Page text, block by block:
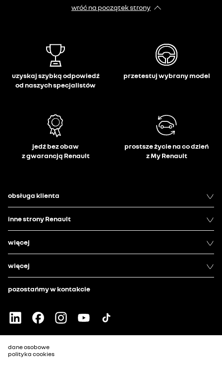
wróć na początek strony
uzyskaj szybką odpowiedź
od naszych specjalistów
przetestuj wybrany model
jedź bez obaw
z gwarancją Renault
prostsze życie na co dzień
z My Renault
obsługa klienta
inne strony Renault
więcej
więcej
pozostańmy w kontakcie
dane osobowe
polityka cookies